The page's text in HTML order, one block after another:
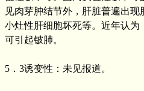
见肉芽肿结节外，肝脏普遍出
小灶性肝细胞坏死等。近年认
可引起铍肺。
5．3诱变性：未见报道。